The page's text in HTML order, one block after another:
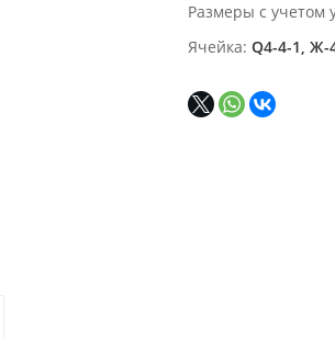
Размеры с учетом
Ячейка Q4-4-1, Ж-